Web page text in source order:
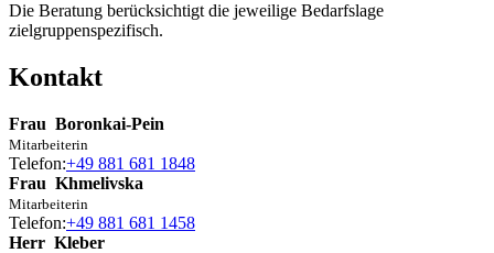
Die Beratung berücksichtigt die jeweilige Bedarfslage
zielgruppenspezifisch.
Kontakt
Frau Boronkai-Pein
Mitarbeiterin
Telefon:+49 881 681 1848
Frau Khmelivska
Mitarbeiterin
Telefon:+49 881 681 1458
Herr Kleber